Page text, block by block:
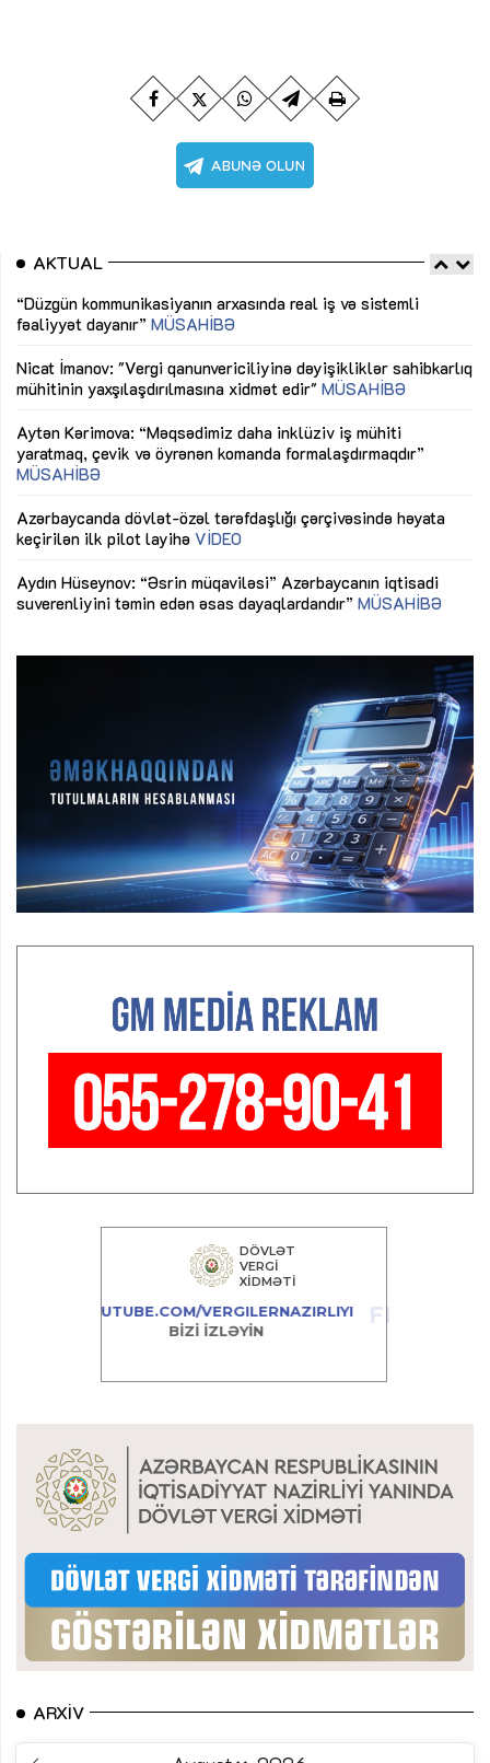
AKTUAL
“Düzgün kommunikasiyanın arxasında real iş və sistemli
fəaliyyət dayanır” MÜSAHİBƏ
Nicat İmanov: "Vergi qanunvericiliyinə dəyişikliklər sahibkarlıq
mühitinin yaxşılaşdırılmasına xidmət edir" MÜSAHİBƏ
Aytən Kərimova: “Məqsədimiz daha inklüziv iş mühiti
yaratmaq, çevik və öyrənən komanda formalaşdırmaqdır”
MÜSAHİBƏ
Azərbaycanda dövlət-özəl tərəfdaşlığı çərçivəsində həyata
keçirilən ilk pilot layihə VİDEO
Aydın Hüseynov: “Əsrin müqaviləsi” Azərbaycanın iqtisadi
suverenliyini təmin edən əsas dayaqlardandır” MÜSAHİBƏ
ARXIV